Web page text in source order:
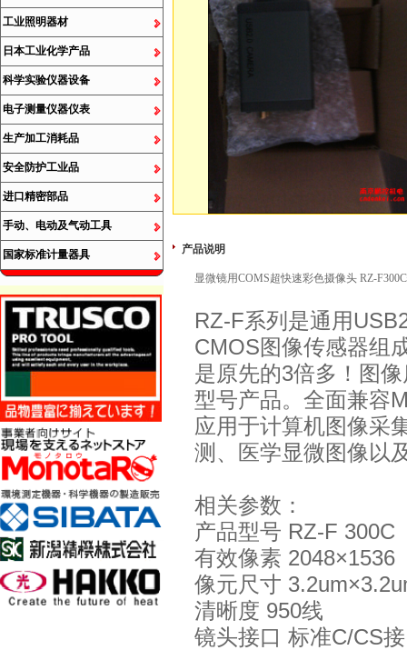
工业照明器材
日本工业化学产品
科学实验仪器设备
电子测量仪器仪表
生产加工消耗品
安全防护工业品
进口精密部品
手动、电动及气动工具
国家标准计量器具 产品说明
显微镜用COMS超快速彩色摄像头 RZ-
RZ-F系列是通用
CMOS图像传感器组
是原先的3倍多！图
型号产品。全面兼容
应用于计算机图像采
测、医学显微图像以
相关参数：
产品型号 RZ-F 300C
有效像素 2048×1536
像元尺寸
清晰度 950线
镜头接口 标准C/CS